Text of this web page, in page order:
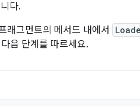
다.
래그먼트의 메서드 내에서
음 단계를 따르세요.